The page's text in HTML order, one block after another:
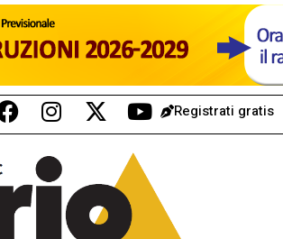
Registrati gratis